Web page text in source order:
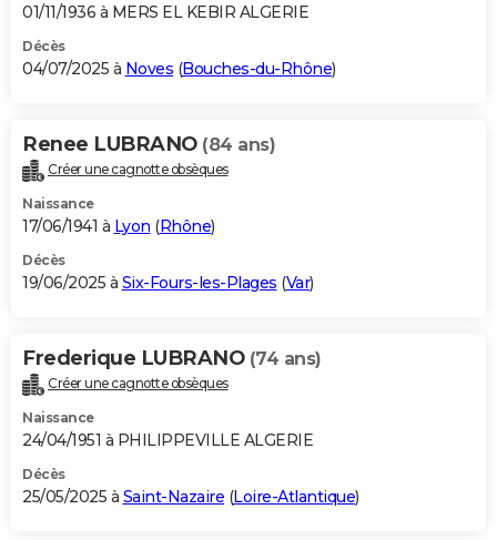
01/11/1936 à MERS EL KEBIR ALGERIE
Décès
04/07/2025 à Noves (Bouches-du-Rhône)
Renee LUBRANO (84 ans)
Créer une cagnotte obsèques
Naissance
17/06/1941 à Lyon (Rhône)
Décès
19/06/2025 à Six-Fours-les-Plages (Var)
Frederique LUBRANO (74 ans)
Créer une cagnotte obsèques
Naissance
24/04/1951 à PHILIPPEVILLE ALGERIE
Décès
25/05/2025 à Saint-Nazaire (Loire-Atlantique)